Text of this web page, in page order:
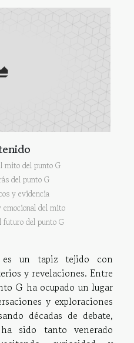
mito del punto G
del punto G
y evidencia
emocional del mito
futuro del punto G
es un tapiz tejido con
y revelaciones. Entre
G ha ocupado un lugar
y exploraciones
décadas de debate,
sido tanto venerado